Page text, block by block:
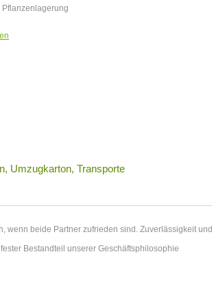
Umzugkarton, Transporte
wenn beide Partner zufrieden sind. Zuverlässigkeit und
Bestandteil unserer Geschäftsphilosophie